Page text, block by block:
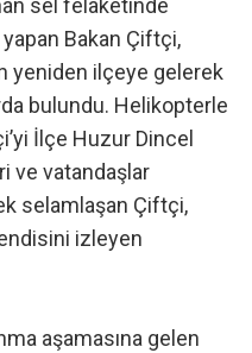
sel felaketinde
Bakan Çiftçi,
yeniden ilçeye gelerek
bulundu. Helikopterle
İlçe Huzur Dincel
ve vatandaşlar
selamlaşan Çiftçi,
izleyen
aşamasına gelen